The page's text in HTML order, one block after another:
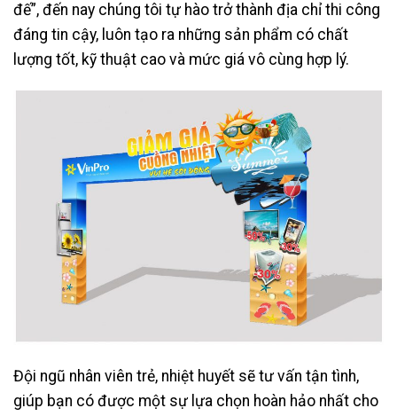
đế”, đến nay chúng tôi tự hào trở thành địa chỉ thi công
đáng tin cậy, luôn tạo ra những sản phẩm có chất
lượng tốt, kỹ thuật cao và mức giá vô cùng hợp lý.
Đội ngũ nhân viên trẻ, nhiệt huyết sẽ tư vấn tận tình,
giúp bạn có được một sự lựa chọn hoàn hảo nhất cho